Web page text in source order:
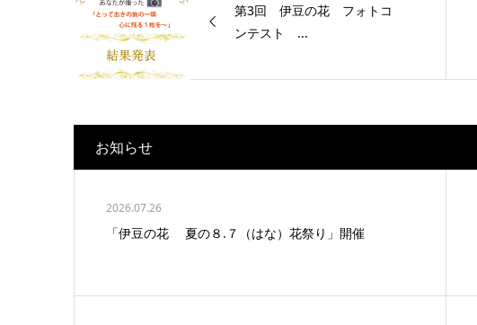
第3回 伊豆の花 フォトコ
ンテスト ...
お知らせ
2026.07.26
「伊豆の花 夏の８.７（はな）花祭り」開催